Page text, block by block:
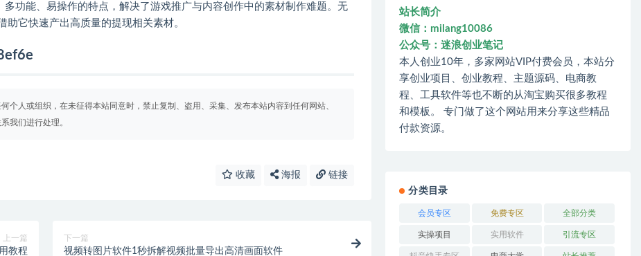
多功能、易操作的特点，解决了游戏推广与内容创作中的素材制作难题。无
它快速产出高质量的提现相关素材。
个人或组织，在未征得本站同意时，禁止复制、盗用、采集、发布本站内容到任何网站、
我们进行处理。
收藏 海报 链接
上一篇
教程
下一篇
视频转图片软件1秒拆解视频批量导出高清画面软件
站长简介
微信：milang10086
公众号：迷浪创业笔记
本人创业10年，多家网站VIP付费会员，本站分
享创业项目、创业教程、主题源码、电商教
程、工具软件等也不断的从淘宝购买很多教程
和模板。 专门做了这个网站用来分享这些精品
付款资源。
分类目录
会员专区 免费专区 全部分类
实操项目 实用软件 引流专区